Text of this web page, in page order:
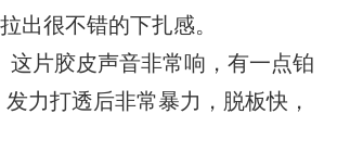
出很不错的下扎感。
这片胶皮声音非常响，有一点铂
力打透后非常暴力，脱板快，